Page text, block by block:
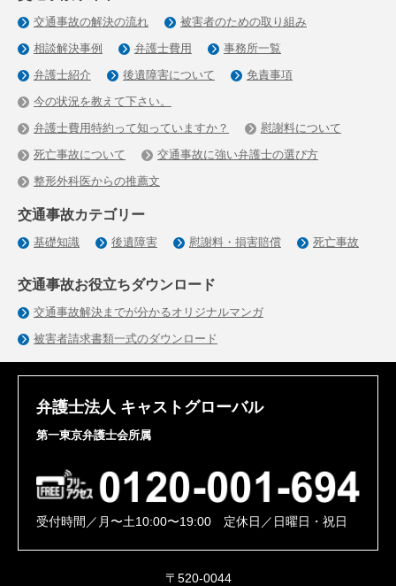
交通事故の解決の流れ
被害者のための取り組み
相談解決事例
弁護士費用
事務所一覧
弁護士紹介
後遺障害について
免責事項
今の状況を教えて下さい。
弁護士費用特約って知っていますか？
慰謝料について
死亡事故について
交通事故に強い弁護士の選び方
整形外科医からの推薦文
交通事故カテゴリー
基礎知識 後遺障害 慰謝料・損害賠償 死亡事故
交通事故お役立ちダウンロード
交通事故解決までが分かるオリジナルマンガ
被害者請求書類一式のダウンロード
弁護士法人 キャストグローバル
第一東京弁護士会所属
受付時間／月〜土10:00〜19:00 定休日／日曜日・祝日
〒520-0044